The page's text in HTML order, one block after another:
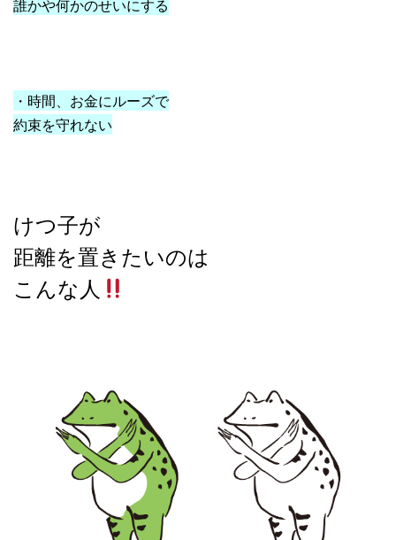
誰かや何かのせいにする
・時間、お金にルーズで
約束を守れない
けつ子が
距離を置きたいのは
こんな人